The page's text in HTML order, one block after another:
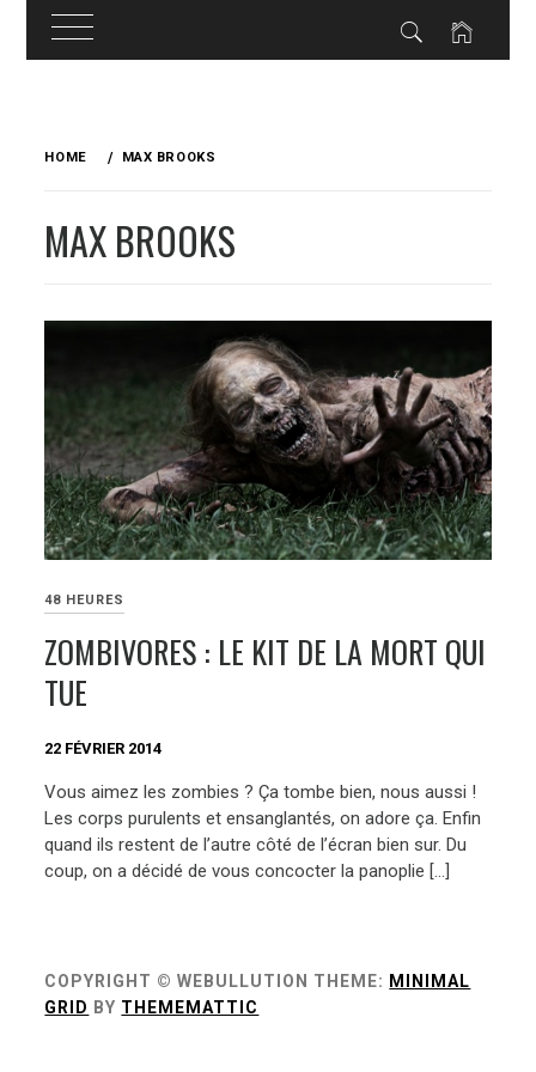
HOME MAX BROOKS
MAX BROOKS
48 HEURES
ZOMBIVORES : LE KIT DE LA MORT QUI
TUE
22 FÉVRIER 2014
Vous aimez les zombies ? Ça tombe bien, nous aussi !
Les corps purulents et ensanglantés, on adore ça. Enfin
quand ils restent de l’autre côté de l’écran bien sur. Du
coup, on a décidé de vous concocter la panoplie […]
COPYRIGHT © WEBULLUTION THEME: MINIMAL
GRID BY THEMEMATTIC